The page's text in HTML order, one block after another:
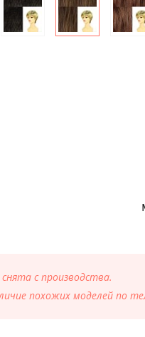
с производства.
похожих моделей по